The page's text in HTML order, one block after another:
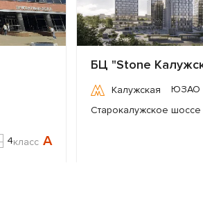
4класс A
БЦ "Stone
Калужская
ЮЗАО
Старокалужское шоссе